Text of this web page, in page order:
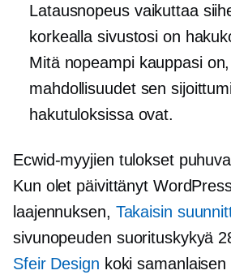
Latausnopeus vaikuttaa
korkealla sivustosi on
Mitä nopeampi kauppasi
mahdollisuudet sen
hakutuloksissa ovat.
Ecwid-myyjien tulokset
Kun olet päivittänyt
laajennuksen, Takaisin
sivunopeuden suorituskykyä
Sfeir Design koki